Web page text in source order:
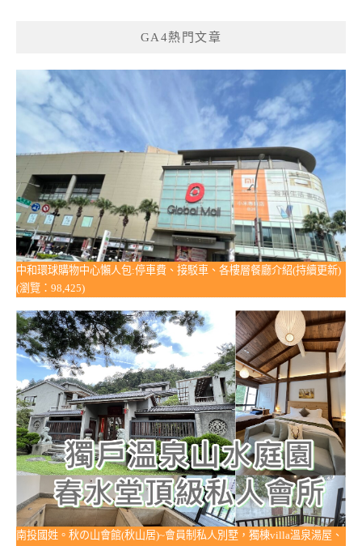
GA4熱門文章
中和環球購物中心懶人包:停車費、接駁車、各樓層餐廳介紹(持續更新)
(瀏覽：98,425)
南投國姓。秋の山會館(秋山居)~會員制私人別墅，獨棟villa溫泉湯屋、